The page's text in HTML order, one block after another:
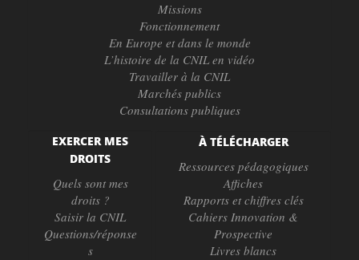
Missions
Fonctionnement
En Europe et dans le monde
L’histoire de la CNIL en vidéo
Travailler à la CNIL
Marchés publics
Consultations publiques
EXERCER MES
DROITS
Quels sont mes
droits ?
Saisir la CNIL
Questions/réponse
s
À TÉLÉCHARGER
Ressources pédagogiques
Affiches
Rapports et chiffres clés
Cahiers Innovation &
Prospective
Livres blancs